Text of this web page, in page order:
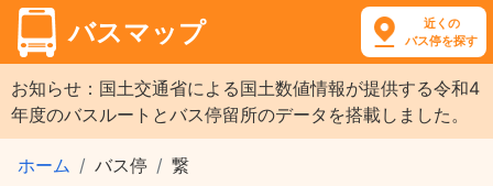
バスマップ
近くの
バス停を探す
お知らせ：国土交通省による国土数値情報が提供する令和4
年度のバスルートとバス停留所のデータを搭載しました。
ホーム バス停 繋